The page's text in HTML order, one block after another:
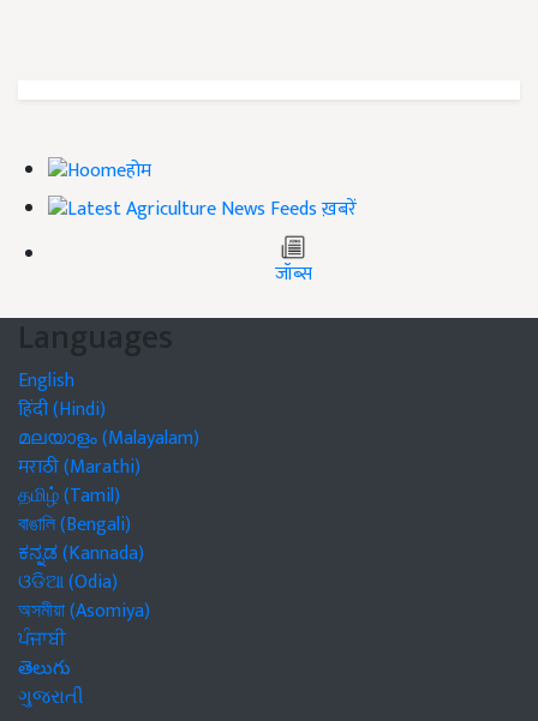
होम
ख़बरें
जॉब्स
Languages
English
हिंदी (Hindi)
മലയാളം (Malayalam)
मराठी (Marathi)
தமிழ் (Tamil)
বাঙালি (Bengali)
ಕನ್ನಡ (Kannada)
ଓଡିଆ (Odia)
অসমীয়া (Asomiya)
ਪੰਜਾਬੀ
తెలుగు
ગુજરાતી